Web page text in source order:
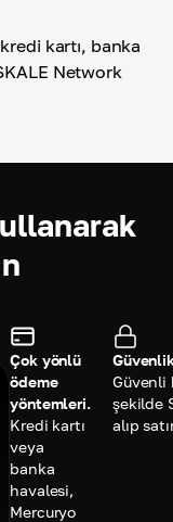
kartı, banka
Network
Çok yönlü
ödeme
yöntemleri.
Kredi kartı
veya
banka
havalesi,
Mercuryo
Güvenli
şekilde
alıp